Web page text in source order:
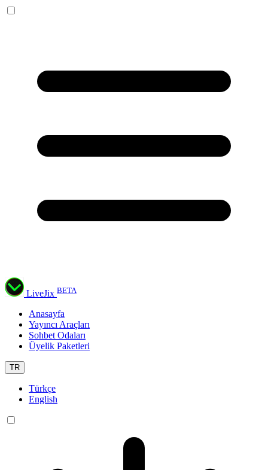
LiveJix BETA
Anasayfa
Yayıncı Araçları
Sohbet Odaları
Üyelik Paketleri
TR
Türkçe
English